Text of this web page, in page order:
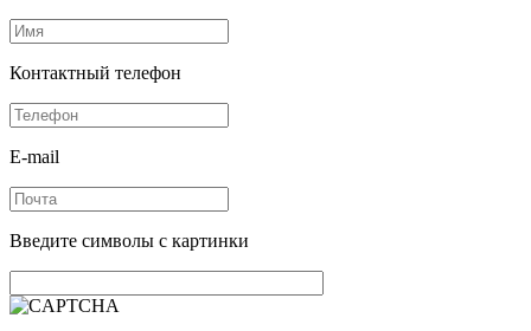
Контактный телефон
E-mail
Введите символы с картинки